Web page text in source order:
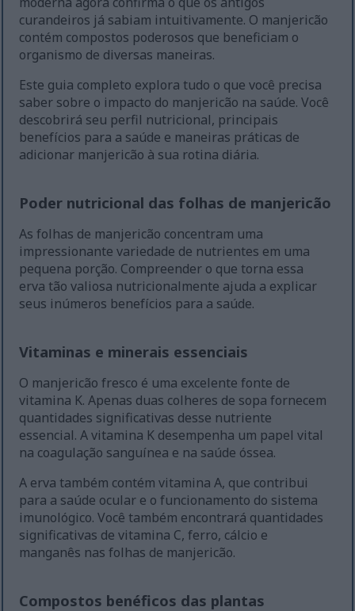
curandeiros já sabiam intuitivamente. O manjericão
contém compostos poderosos que beneficiam o
organismo de diversas maneiras.
Este guia completo explora tudo o que você precisa
saber sobre o impacto do manjericão na saúde. Você
descobrirá seu perfil nutricional, principais
benefícios para a saúde e maneiras práticas de
adicionar manjericão à sua rotina diária.
Poder nutricional das folhas de manjericão
As folhas de manjericão concentram uma
impressionante variedade de nutrientes em uma
pequena porção. Compreender o que torna essa
erva tão valiosa nutricionalmente ajuda a explicar
seus inúmeros benefícios para a saúde.
Vitaminas e minerais essenciais
O manjericão fresco é uma excelente fonte de
vitamina K. Apenas duas colheres de sopa fornecem
quantidades significativas desse nutriente
essencial. A vitamina K desempenha um papel vital
na coagulação sanguínea e na saúde óssea.
A erva também contém vitamina A, que contribui
para a saúde ocular e o funcionamento do sistema
imunológico. Você também encontrará quantidades
significativas de vitamina C, ferro, cálcio e
manganês nas folhas de manjericão.
Compostos benéficos das plantas